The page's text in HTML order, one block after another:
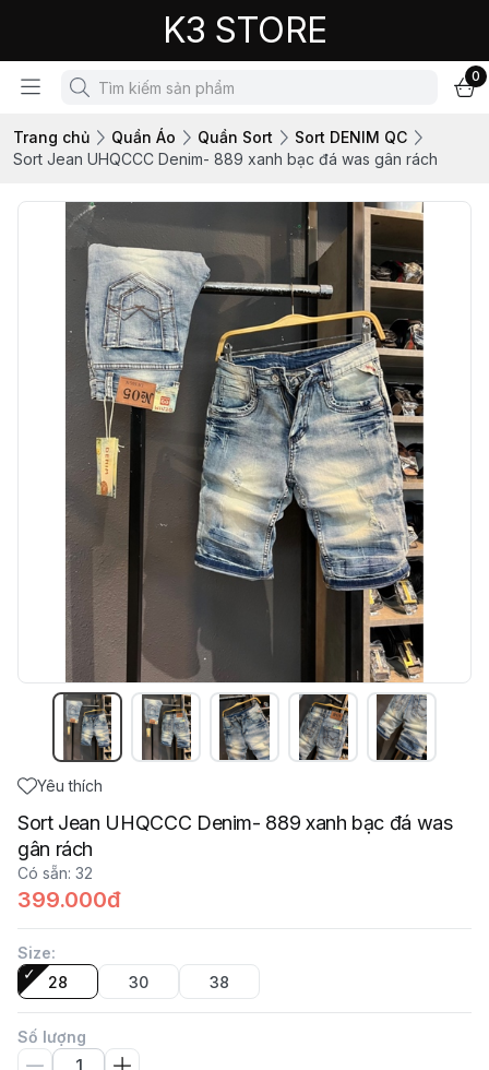
K3 STORE
0
Trang chủ Quần Áo Quần Sort
Sort DENIM QC
Sort Jean UHQCCC Denim- 889 xanh bạc đá was gân rách
Yêu thích
Sort Jean UHQCCC Denim- 889 xanh bạc đá was
gân rách
Có sẵn: 32
399.000đ
Size:
28
30 38
Số lượng